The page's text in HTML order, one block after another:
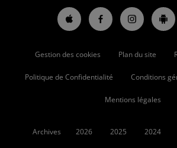
Gestion des cookies Plan du site
Politique de Confidentialité Conditions
Mentions légales
Archives 2026 2025 2024